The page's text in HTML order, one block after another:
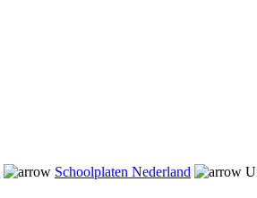
Schoolplaten Nederland